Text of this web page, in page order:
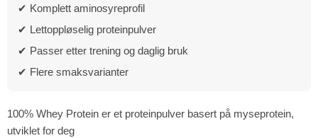
✔ Komplett aminosyreprofil
✔ Lettoppløselig proteinpulver
✔ Passer etter trening og daglig bruk
✔ Flere smaksvarianter
100% Whey Protein er et proteinpulver basert på myseprotein,
utviklet for deg